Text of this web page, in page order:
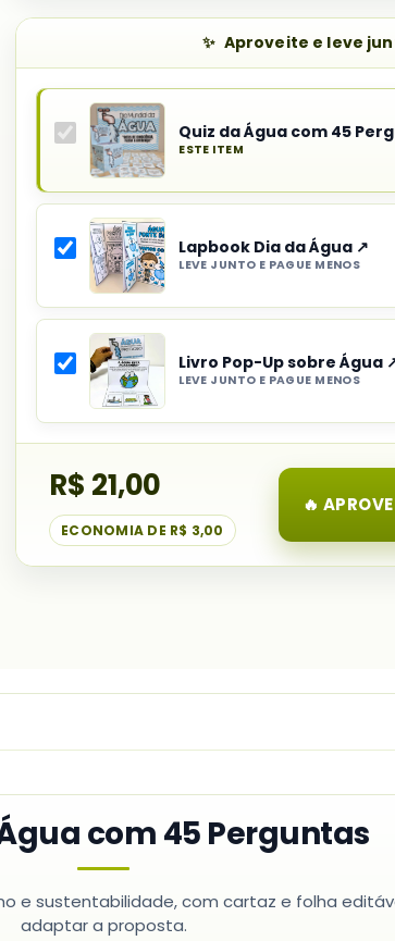
Aproveite e leve
Produto
principal
combo:
Água
com
45
Perguntas
Quiz da Água com 45
ESTE ITEM
Selecionar
item
combo:
Lapbook
da
Lapbook Dia da Água ↗
LEVE JUNTO E PAGUE MENOS
Selecionar
item
combo:
Livro
Pop-
Up
Livro Pop-Up sobre Água
LEVE JUNTO E PAGUE MENOS
R$ 21,00
ECONOMIA DE R$ 3,00
🔥
com 45 Perguntas
e sustentabilidade, com cartaz e folha
adaptar a proposta.